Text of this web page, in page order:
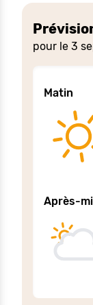
pour le 3
Matin
Après-